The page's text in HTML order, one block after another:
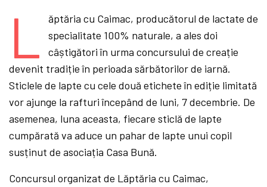
L
ăptăria cu Caimac, producătorul de lactate de
specialitate 100% naturale, a ales doi
câștigători în urma concursului de creație
devenit tradiție în perioada sărbătorilor de iarnă.
Sticlele de lapte cu cele două etichete în ediție limitată
vor ajunge la rafturi începând de luni, 7 decembrie. De
asemenea, luna aceasta, fiecare sticlă de lapte
cumpărată va aduce un pahar de lapte unui copil
susținut de asociația Casa Bună.
Concursul organizat de Lăptăria cu Caimac,